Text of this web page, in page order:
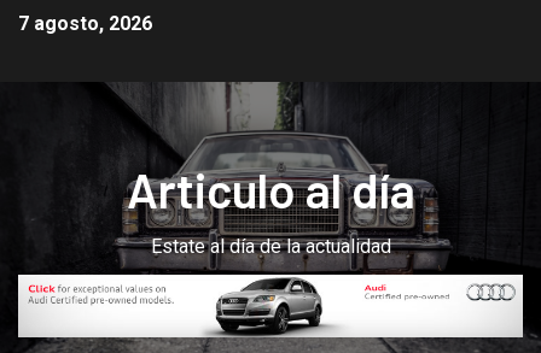
7 agosto, 2026
Articulo al día
Estate al día de la actualidad